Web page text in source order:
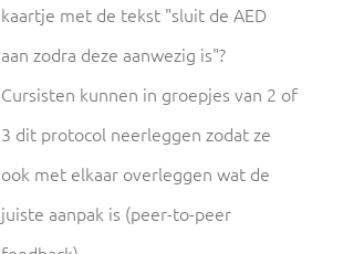
kaartje met de tekst "sluit de AED
aan zodra deze aanwezig is"?
Cursisten kunnen in groepjes van 2 of
3 dit protocol neerleggen zodat ze
ook met elkaar overleggen wat de
juiste aanpak is (peer-to-peer